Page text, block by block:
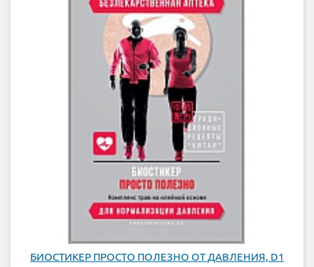
БИОСТИКЕР ПРОСТО ПОЛЕЗНО ОТ ДАВЛЕНИЯ, D1